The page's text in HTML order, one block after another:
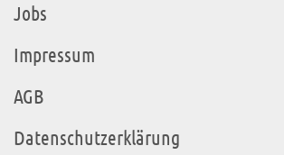
Jobs
Impressum
AGB
Datenschutzerklärung